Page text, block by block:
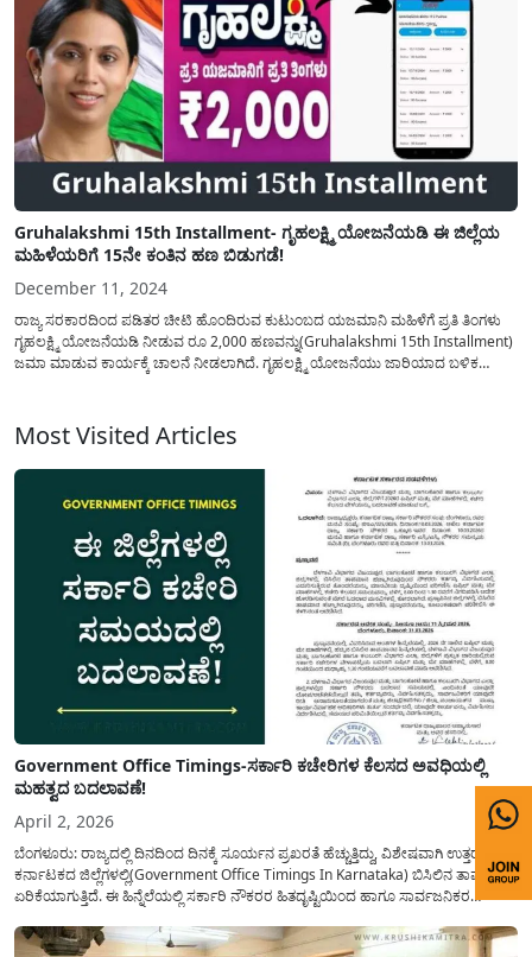
Gruhalakshmi 15th Installment- ಗೃಹಲಕ್ಷ್ಮಿ ಯೋಜನೆಯಡಿ ಈ ಜಿಲ್ಲೆಯ
ಮಹಿಳೆಯರಿಗೆ 15ನೇ ಕಂತಿನ ಹಣ ಬಿಡುಗಡೆ!
December 11, 2024
ರಾಜ್ಯ ಸರಕಾರದಿಂದ ಪಡಿತರ ಚೀಟಿ ಹೊಂದಿರುವ ಕುಟುಂಬದ ಯಜಮಾನಿ ಮಹಿಳೆಗೆ ಪ್ರತಿ ತಿಂಗಳು
ಗೃಹಲಕ್ಷ್ಮಿ ಯೋಜನೆಯಡಿ ನೀಡುವ ರೂ 2,000 ಹಣವನ್ನು(Gruhalakshmi 15th Installment)
ಜಮಾ ಮಾಡುವ ಕಾರ್ಯಕ್ಕೆ ಚಾಲನೆ ನೀಡಲಾಗಿದೆ. ಗೃಹಲಕ್ಷ್ಮಿ ಯೋಜನೆಯು ಜಾರಿಯಾದ ಬಳಿಕ
Most Visited Articles
Government Office Timings-ಸರ್ಕಾರಿ ಕಚೇರಿಗಳ ಕೆಲಸದ ಅವಧಿಯಲ್ಲಿ
ಮಹತ್ವದ ಬದಲಾವಣೆ!
April 2, 2026
ಬೆಂಗಳೂರು: ರಾಜ್ಯದಲ್ಲಿ ದಿನದಿಂದ ದಿನಕ್ಕೆ ಸೂರ್ಯನ ಪ್ರಖರತೆ ಹೆಚ್ಚುತ್ತಿದ್ದು, ವಿಶೇಷವಾಗಿ ಉತ್ತರ
ಕರ್ನಾಟಕದ ಜಿಲ್ಲೆಗಳಲ್ಲಿ(Government Office Timings In Karnataka) ಬಿಸಿಲಿನ ತಾಪಮಾನ
ಏರಿಕೆಯಾಗುತ್ತಿದೆ. ಈ ಹಿನ್ನೆಲೆಯಲ್ಲಿ ಸರ್ಕಾರಿ ನೌಕರರ ಹಿತದೃಷ್ಟಿಯಿಂದ ಹಾಗೂ ಸಾರ್ವಜನಿಕರ
ಮತ್ತು ಕಲ್ಯಾಣ ಕರ್ನಾಟಕದ ಒಟ್ಟು 9 ಜಿಲ್ಲೆಗಳಲ್ಲಿ ಏಪ್ರಿಲ್...